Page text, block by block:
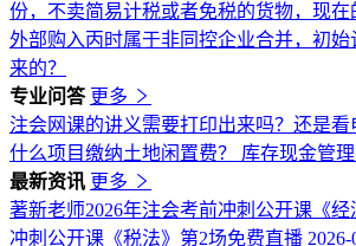
份，不卖简易计税或者免税的货物，现
外部购入丙时属于非同控企业合并，初
来的？
专业问答 更多
注会网课的讲义需要打印出来吗？还是看
什么项目缴纳土地闲置费？ 库存现金管
最新资讯 更多
著新老师2026年注会考前冲刺公开课《
冲刺公开课《税法》第2场免费直播 2026-